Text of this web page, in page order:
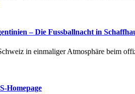
– Die Fussballnacht in
in einmaliger Atmosphäre beim
Homepage